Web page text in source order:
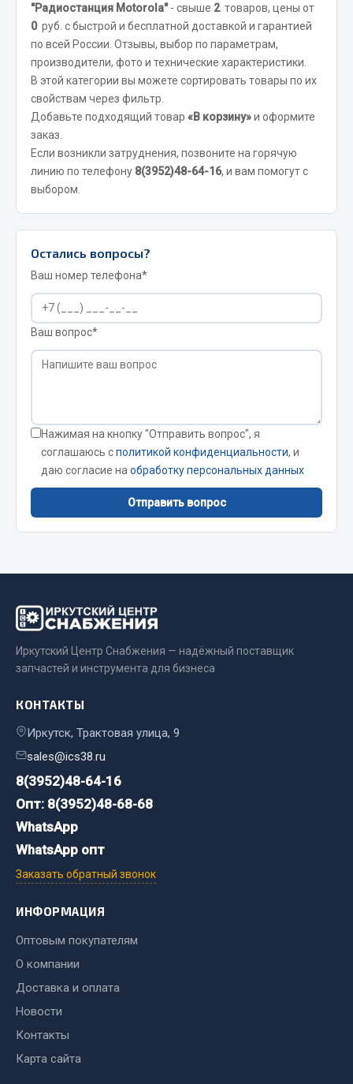
Вентиляторы кабины
Вымпела
Показать ещё
Весь раздел
Смазочные материалы
Масла
Технические жидкости
МЕТИЗЫ
Болты
Пробки
Пружины
Хомуты
Показать ещё
Адаптеры и переходники
Трубки, муфты, гайки
Штуцеры
Весь раздел
Инструмент
Измерительный инструмент
Крепежный инструмент
Режущий инструмент
"Радиостанция Motorola"- свыше 2 товаров, цены от
0 руб. с быстрой и бесплатной доставкой и гарантией
по всей России. Отзывы, выбор по параметрам,
производители, фото и технические характеристики.
В этой категории вы можете сортировать товары по их
свойствам через фильтр.
Добавьте подходящий товар «В корзину»и оформите
заказ.
Если возникли затруднения, позвоните на горячую
линию по телефону 8(3952)48-64-16, и вам помогут с
выбором.
Остались вопросы?
Ваш номер телефона*
Ваш вопрос*
Нажимая на кнопку "Отправить вопрос", я
соглашаюсь сполитикой конфиденциальности, и
даю согласие на обработку персональных данных
Отправить вопрос
Иркутский Центр Снабжения — надёжный поставщик
запчастей и инструмента для бизнеса
КОНТАКТЫ
Иркутск, Трактовая улица, 9
sales@ics38.ru
8(3952)48-64-16
Опт: 8(3952)48-68-68
WhatsApp
WhatsApp опт
Заказать обратный звонок
ИНФОРМАЦИЯ
Оптовым покупателям
О компании
Доставка и оплата
Новости
Контакты
Карта сайта